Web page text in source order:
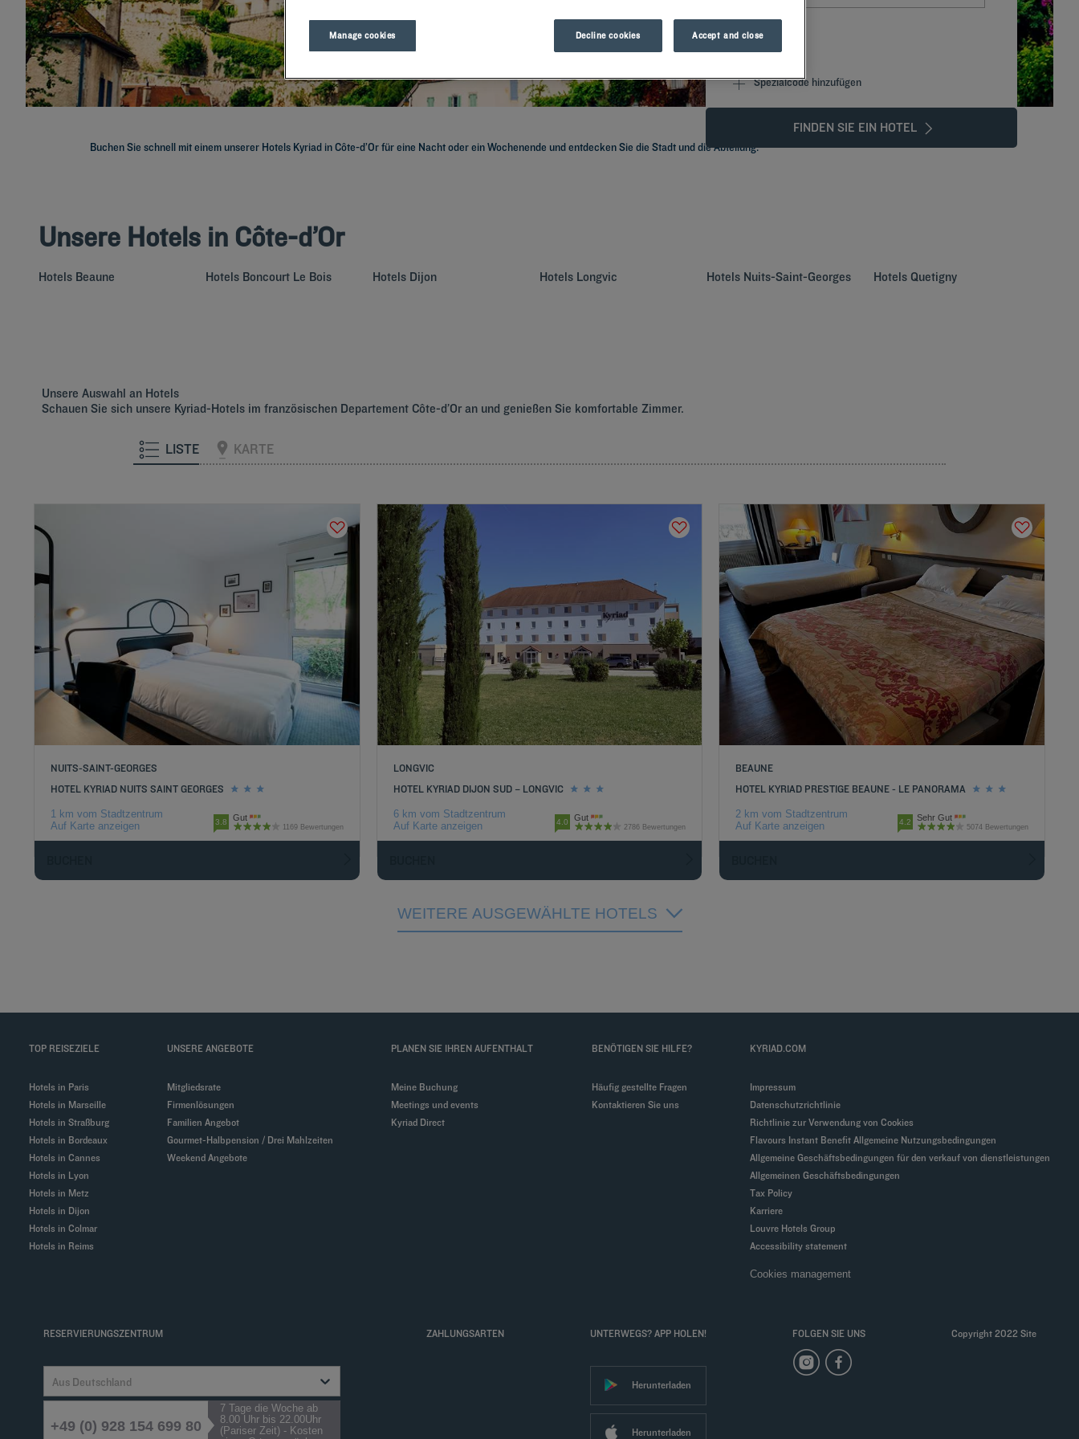
FINDEN SIE EIN HOTEL
Spezialcode hinzufügen
Buchen Sie schnell mit einem unserer Hotels Kyriad in Côte-d’Or für eine Nacht oder ein Wochenende und entdecken Sie die Stadt und die Abteilung.
Unsere Hotels in Côte-d’Or
Hotels Beaune Hotels Boncourt Le Bois Hotels Dijon Hotels Longvic Hotels Nuits-Saint-Georges Hotels Quetigny
Unsere Auswahl an Hotels
Schauen Sie sich unsere Kyriad-Hotels im französischen Departement Côte-d’Or an und genießen Sie komfortable Zimmer.
LISTE KARTE
NUITS-SAINT-GEORGES
HOTEL KYRIAD NUITS SAINT GEORGES
1 km vom Stadtzentrum
Auf Karte anzeigen
3.8 Gut
1169 Bewertungen
LONGVIC
HOTEL KYRIAD DIJON SUD – LONGVIC
6 km vom Stadtzentrum
Auf Karte anzeigen
4.0 Gut
2786 Bewertungen
BEAUNE
HOTEL KYRIAD PRESTIGE BEAUNE - LE PANORAMA
2 km vom Stadtzentrum
Auf Karte anzeigen
4.2 Sehr Gut
5074 Bewertungen
WEITERE AUSGEWÄHLTE HOTELS
TOP REISEZIELE
Hotels in Paris
Hotels in Marseille
Hotels in Straßburg
Hotels in Bordeaux
Hotels in Cannes
Hotels in Lyon
Hotels in Metz
Hotels in Dijon
Hotels in Colmar
Hotels in Reims
UNSERE ANGEBOTE
Mitgliedsrate
Firmenlösungen
Familien Angebot
Gourmet-Halbpension / Drei Mahlzeiten
Weekend Angebote
PLANEN SIE IHREN AUFENTHALT
Meine Buchung
Meetings und events
Kyriad Direct
BENÖTIGEN SIE HILFE?
Häufig gestellte Fragen
Kontaktieren Sie uns
KYRIAD.COM
Impressum
Datenschutzrichtlinie
Richtlinie zur Verwendung von Cookies
Flavours Instant Benefit Allgemeine Nutzungsbedingungen
Allgemeine Geschäftsbedingungen für den verkauf von dienstleistungen
Allgemeinen Geschäftsbedingungen
Tax Policy
Karriere
Louvre Hotels Group
Accessibility statement
Cookies management
RESERVIERUNGSZENTRUM
Aus Deutschland
+49 (0) 928 154 699 80
7 Tage die Woche ab
8.00 Uhr bis 22.00Uhr
(Pariser Zeit) - Kosten
ZAHLUNGSARTEN UNTERWEGS? APP HOLEN!
Herunterladen
Herunterladen
FOLGEN SIE UNS Copyright 2022 Site
Manage cookies Decline cookies Accept and close